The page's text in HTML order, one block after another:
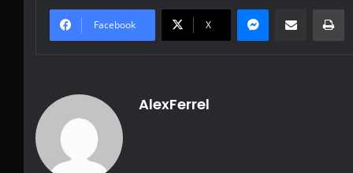
Facebook X
Messenger
Share via Email
AlexFerrel